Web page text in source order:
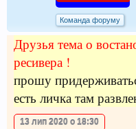
Команда форуму
Друзья тема о
ресивера !
прошу
есть личка там
13 лип 2020 о 18:30